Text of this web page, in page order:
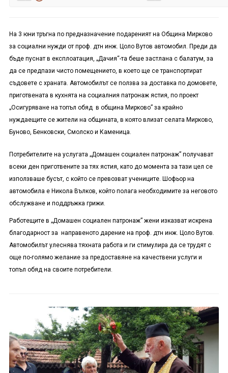
На 3 юни тръгна по предназначение подареният на Община Мирково
за социални нужди от проф. дтн инж. Цоло Вутов автомобил. Преди да
бъде пуснат в експлоатация, „Дачия“-та беше застлана с балатум, за
да се предпази чисто помещението, в което ще се транспортират
съдовете с храната. Автомобилът се ползва за доставка по домовете,
приготвената в кухнята на социалния патронаж ястия, по проект
„Осигуряване на топъл обяд в община Мирково” за крайно
нуждаещите се жители на общината, в която влизат селата Мирково,
Буново, Бенковски, Смолско и Каменица.
Потребителите на услугата „Домашен социален патронаж” получават
всеки ден приготвените за тях ястия, като до момента за тази цел се
използваше бусът, с който се превозват учениците. Шофьор на
автомобила е Никола Вълков, който полага необходимите за неговото
обслужване и поддръжка грижи.
Работещите в „Домашен социален патронаж” жени изказват искрена
благодарност за направеното дарение на проф. дтн инж. Цоло Вутов.
Автомобилът улеснява тяхната работа и ги стимулира да се трудят с
още по-голямо желание за предоставяне на качествени услуги и
топъл обяд на своите потребители.